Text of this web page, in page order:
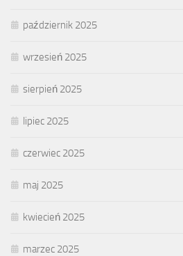
październik 2025
wrzesień 2025
sierpień 2025
lipiec 2025
czerwiec 2025
maj 2025
kwiecień 2025
marzec 2025